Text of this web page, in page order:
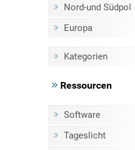
Nord-und Südpol
Europa
Kategorien
Ressourcen
Software
Tageslicht